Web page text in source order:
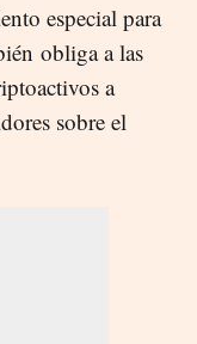
especial para
obliga a las
a
sobre el